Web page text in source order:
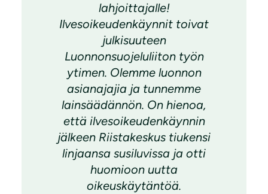
lahjoittajalle!
Ilvesoikeudenkäynnit toivat
julkisuuteen
Luonnonsuojeluliiton työn
ytimen. Olemme luonnon
asianajajia ja tunnemme
lainsäädännön. On hienoa,
että ilvesoikeudenkäynnin
jälkeen Riistakeskus tiukensi
linjaansa susiluvissa ja otti
huomioon uutta
oikeuskäytäntöä.